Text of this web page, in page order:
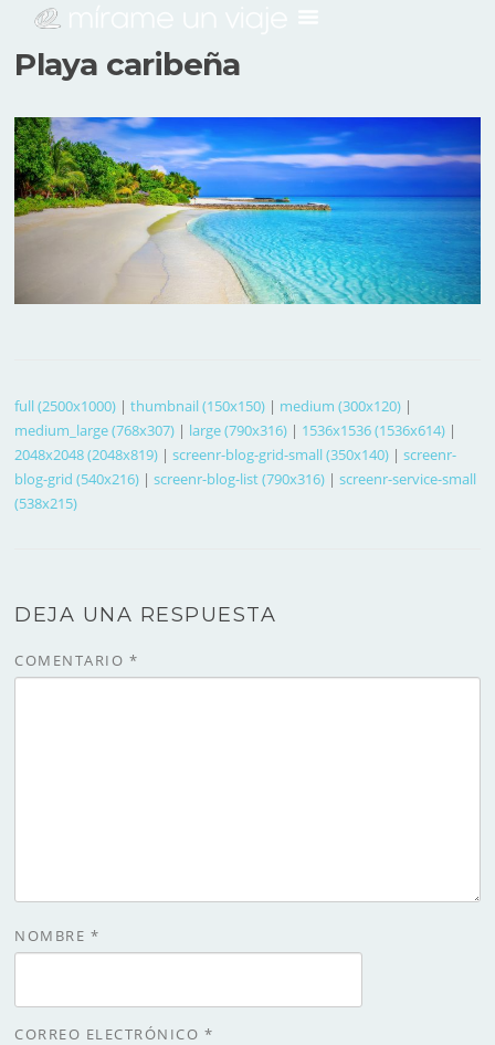
Playa caribeña
full (2500x1000) |thumbnail (150x150) | medium (300x120) |
medium_large (768x307) | large (790x316) | 1536x1536 (1536x614) |
2048x2048 (2048x819) |screenr-blog-grid-small (350x140) |screenr-
blog-grid (540x216) |screenr-blog-list (790x316) |screenr-service-small
(538x215)
DEJA UNA RESPUESTA
COMENTARIO *
NOMBRE *
CORREO ELECTRÓNICO *